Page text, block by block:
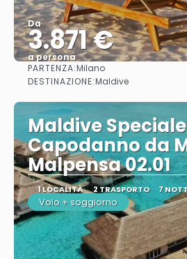
Da
3.871 €
a persona
PARTENZA:Milano
DESTINAZIONE:Maldive
Maldive Speciale
Capodanno da
Malpensa 02.01
1 LOCALITÀ 2 TRASPORTO 7
Volo + soggiorno